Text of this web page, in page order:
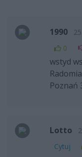
1990
0
wstyd
Poznań
Lotto
Cytuj